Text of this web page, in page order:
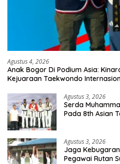
Agustus 4, 2026
Anak Bogor Di Podium Asia:
Kejuaraan Taekwondo
Agustus 3, 2026
Serda
Pada 8th Asian
Agustus 3, 2026
Jaga
Pegawai Rutan